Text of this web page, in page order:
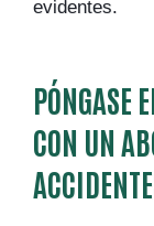
evidentes.
PÓNGASE
CON UN